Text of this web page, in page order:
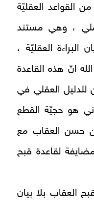
القواعد العقليّة
، وهي مستند
البراءة العقليّة ،
انّ هذه القاعدة
للدليل العقلي في
هو حجيّة القطع
حسن العقاب مع
لقاعدة قبح
العقاب بلا بيان